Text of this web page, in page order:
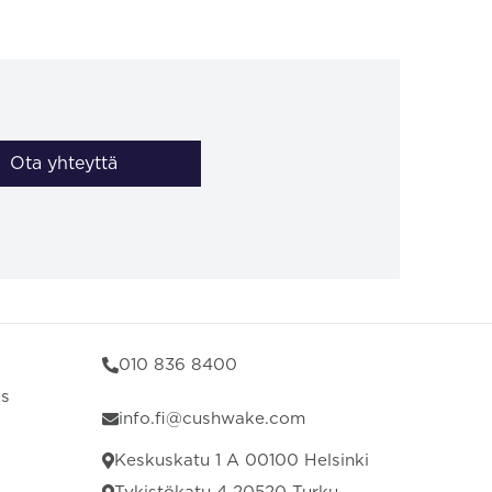
Ota yhteyttä
010 836 8400
info.fi@cushwake.com
Keskuskatu 1 A 00100 Helsinki